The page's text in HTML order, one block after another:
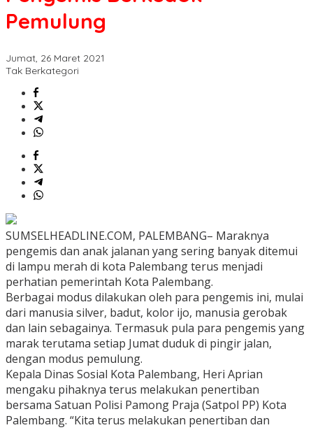
Pemulung
Jumat, 26 Maret 2021
Tak Berkategori
SUMSELHEADLINE.COM, PALEMBANG– Maraknya
pengemis dan anak jalanan yang sering banyak ditemui
di lampu merah di kota Palembang terus menjadi
perhatian pemerintah Kota Palembang.
Berbagai modus dilakukan oleh para pengemis ini, mulai
dari manusia silver, badut, kolor ijo, manusia gerobak
dan lain sebagainya. Termasuk pula para pengemis yang
marak terutama setiap Jumat duduk di pingir jalan,
dengan modus pemulung.
Kepala Dinas Sosial Kota Palembang, Heri Aprian
mengaku pihaknya terus melakukan penertiban
bersama Satuan Polisi Pamong Praja (Satpol PP) Kota
Palembang. “Kita terus melakukan penertiban dan